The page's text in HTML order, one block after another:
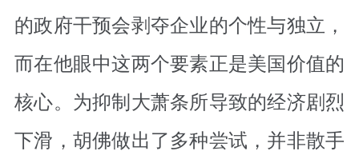
的政府干预会剥夺企业的个性与独立，
而在他眼中这两个要素正是美国价值的
核心。为抑制大萧条所导致的经济剧烈
下滑，胡佛做出了多种尝试，并非散手